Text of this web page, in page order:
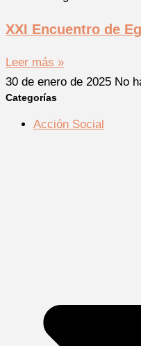
XXI Encuentro de
Leer más »
30 de enero de 2025 No
Categorías
Acción Social